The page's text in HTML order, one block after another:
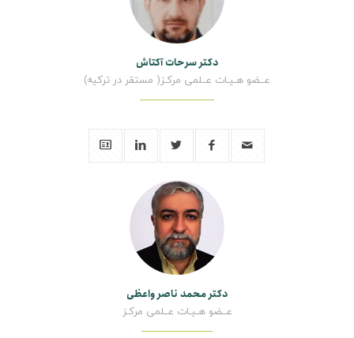
دکتر سرحات آکتاش
عــضو هـیـات عــلمی مرکـز( مستقر در ترکیه)
دکتر محمد ناصر واعظی
عــضو هـیـات عــلمی مرکـز